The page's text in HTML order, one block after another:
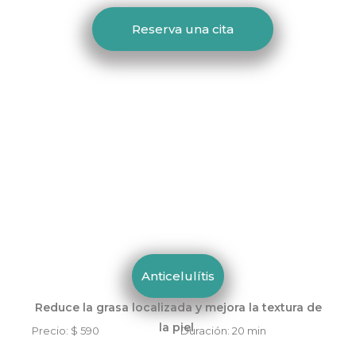
Reserva una cita
Anticelulítis
Reduce la grasa localizada y mejora la textura de
la piel
Precio: $ 590 Duración: 20 min